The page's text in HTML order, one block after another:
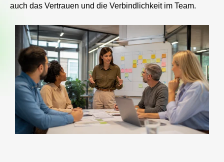
auch das Vertrauen und die Verbindlichkeit im Team.